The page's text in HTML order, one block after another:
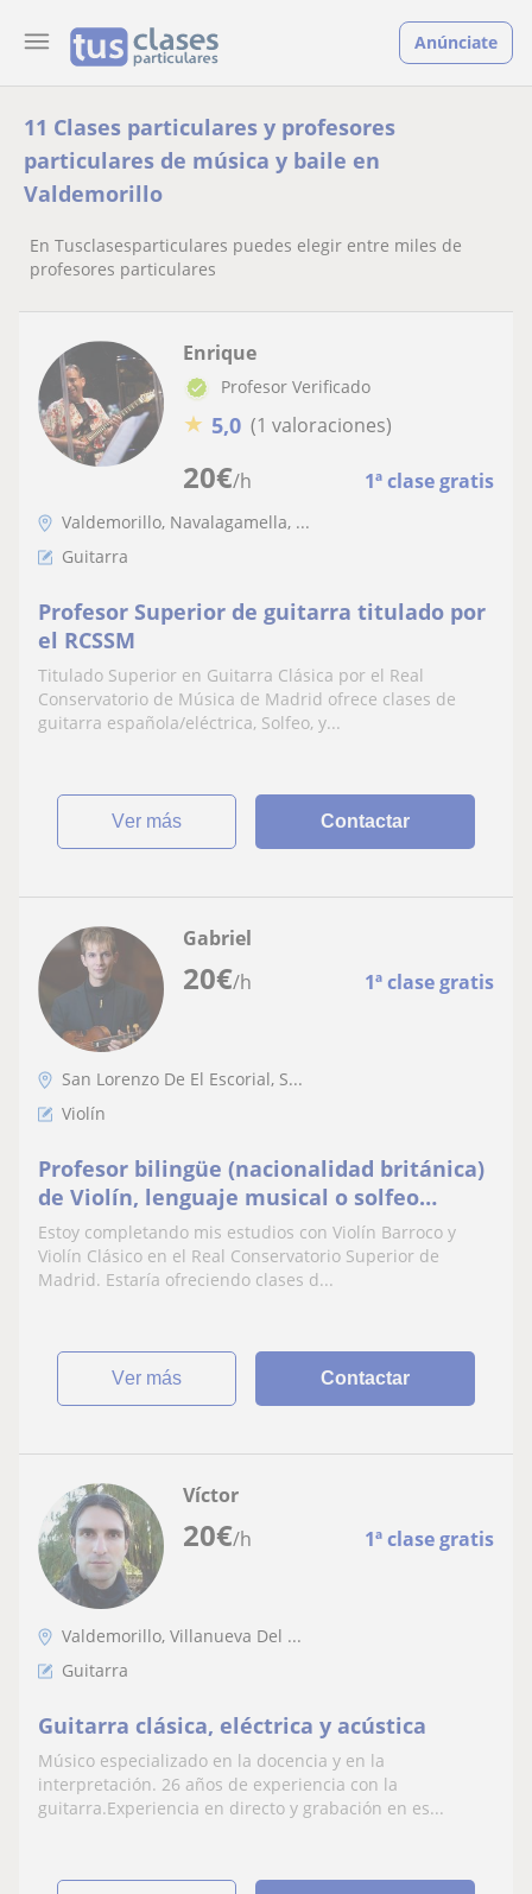
Anúnciate
11 Clases particulares y profesores
particulares de música y baile en
Valdemorillo
En Tusclasesparticulares puedes elegir entre miles de
profesores particulares
20€/h 1ª clase gratis
Enrique
Profesor Verificado
★ 5,0 (1 valoraciones)
Valdemorillo, Navalagamella, ...
Guitarra
Profesor Superior de guitarra titulado por
el RCSSM
Titulado Superior en Guitarra Clásica por el Real
Conservatorio de Música de Madrid ofrece clases de
guitarra española/eléctrica, Solfeo, y...
ver más Contactar
20€/h 1ª clase gratis
Gabriel
San Lorenzo De El Escorial, S...
Violín
Profesor bilingüe (nacionalidad británica)
de Violín, lenguaje musical o solfeo
(online o a domicilio) en Madrid
Estoy completando mis estudios con Violín Barroco y
Violín Clásico en el Real Conservatorio Superior de
Madrid. Estaría ofreciendo clases d...
ver más Contactar
20€/h 1ª clase gratis
Víctor
Valdemorillo, Villanueva Del ...
Guitarra
Guitarra clásica, eléctrica y acústica
Músico especializado en la docencia y en la
interpretación. 26 años de experiencia con la
guitarra.Experiencia en directo y grabación en es...